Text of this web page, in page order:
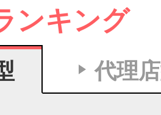
ンキング
代理